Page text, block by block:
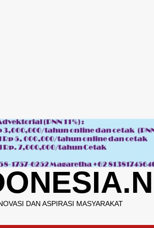
DAN ASPIRASI MASYARAKAT